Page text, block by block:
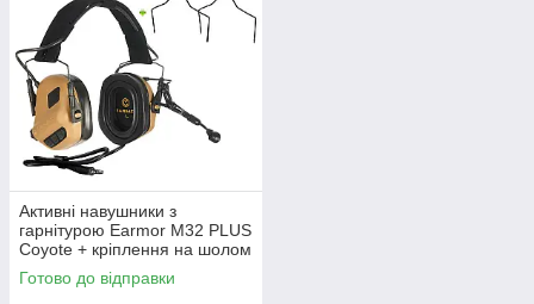
Активні навушники з
гарнітурою Earmor M32 PLUS
Coyote + кріплення на шолом
Earmor M11
Готово до відправки